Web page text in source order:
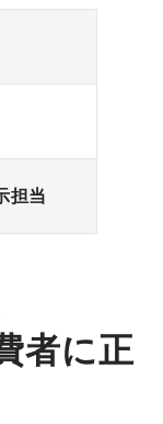
担当
者に正